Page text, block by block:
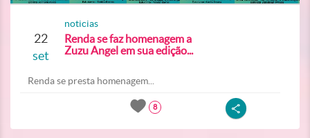
22
set
noticias
Renda se faz homenagem a
Zuzu Angel em sua edição...
Renda se presta homenagem...
8